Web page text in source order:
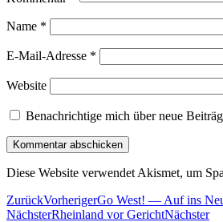
Name *
E-Mail-Adresse *
Website
Benachrichtige mich über neue
Diese Website verwendet Akismet, um
ZurückVorherigerGo West! — Auf ins
NächsterRheinland vor GerichtNächster